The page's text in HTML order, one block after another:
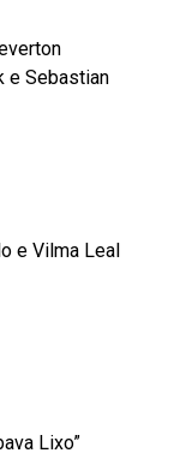
e Sebastian
e Vilma Leal
Lixo”